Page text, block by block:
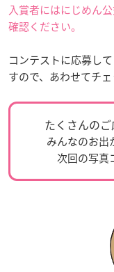
入賞者にはにじめん
確認ください。
コンテストに応募し
すので、あわせてチ
たくさんの
みんなのお出
次回の写真